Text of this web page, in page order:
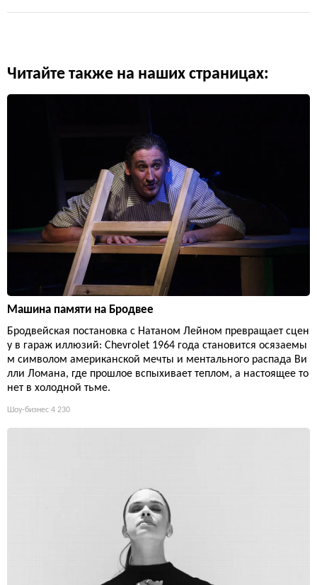
Читайте также на наших страницах:
Машина памяти на Бродвее
Бродвейская постановка с Натаном Лейном превращает сцен
у в гараж иллюзий: Chevrolet 1964 года становится осязаемы
м символом американской мечты и ментального распада Ви
лли Ломана, где прошлое вспыхивает теплом, а настоящее то
нет в холодной тьме.
Шоу-бизнес 4 230